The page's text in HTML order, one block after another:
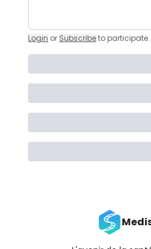
Login or Subscribeto participate.